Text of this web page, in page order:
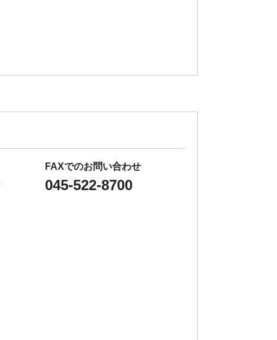
FAXでのお問い合わせ
045-522-8700